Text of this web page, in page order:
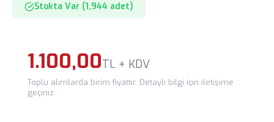
Stokta Var (1,944 adet)
1.100,00TL + KDV
Toplu alımlarda birim fiyattır. Detaylı bilgi için iletişime
geçiniz.